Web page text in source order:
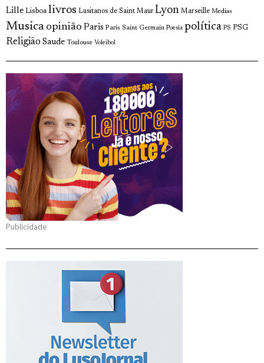
Lille Lisboa livros Lusitanos de Saint Maur Lyon Marseille Medias
Musica opinião Paris Paris Saint Germain Poesia política PS PSG
Religião Saude Toulouse Voleibol
Publicidade